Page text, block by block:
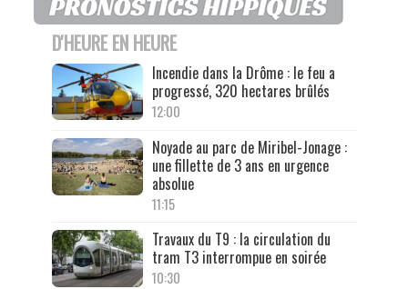
D'HEURE EN HEURE
Incendie dans la Drôme : le feu a
progressé, 320 hectares brûlés
12:00
Noyade au parc de Miribel-Jonage :
une fillette de 3 ans en urgence
absolue
11:15
Travaux du T9 : la circulation du
tram T3 interrompue en soirée
10:30